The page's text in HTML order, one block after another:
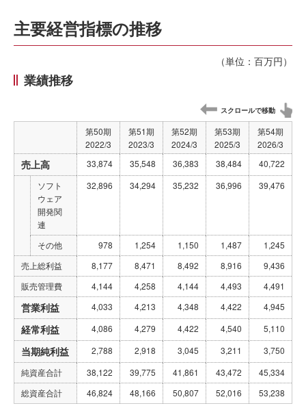
主要経営指標の推移
（単位：百万円）
業績推移
スクロールで移動
第50期
2022/3
第51期
2023/3
第52期
2024/3
第53期
2025/3
第54期
2026/3
売上高 33,874 35,548 36,383 38,484
40,722
ソフト
ウェア
開発関
連
32,896 34,294 35,232 36,996 39,476
その他 978 1,254 1,150 1,487
1,245
売上総利益
8,177 8,471 8,492 8,916
9,436
販売管理費
4,144 4,258 4,144 4,493 4,491
営業利益 4,033 4,213 4,348 4,422 4,945
経常利益 4,086 4,279 4,422 4,540 5,110
当期純利益 2,788 2,918 3,045 3,211
3,750
純資産合計
38,122 39,775 41,861 43,472
45,334
総資産合計
46,824 48,166 50,807 52,016 53,238